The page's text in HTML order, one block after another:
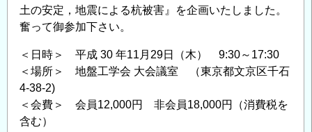
見
習
会
『戸
建
て
土の安定，地震による杭被害』を企画いたしました。
奮って御参加下さい。
＜日時＞ 平成 30 年11月29日（木） 9:30～17:30
＜場所＞ 地盤工学会 大会議室 （東京都文京区千石
4-38-2)
＜会費＞ 会員12,000円 非会員18,000円（消費税を
含む）